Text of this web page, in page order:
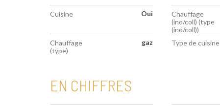
Cuisine Oui
Chauffage
(ind/coll) (type
(ind/coll))
Chauffage
(type)
gaz Type de cuisine
EN CHIFFRES